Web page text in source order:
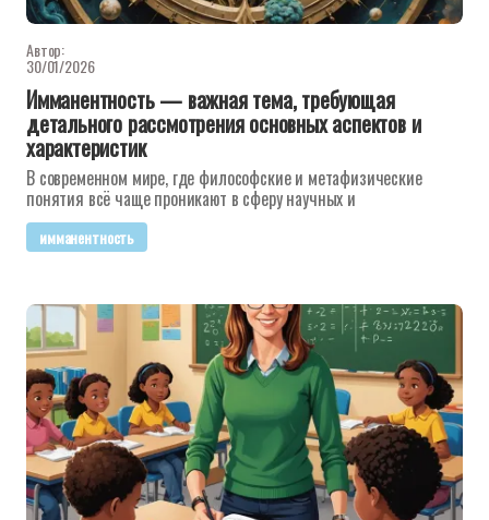
Автор:
30/01/2026
Имманентность — важная тема, требующая
детального рассмотрения основных аспектов и
характеристик
В современном мире, где философские и метафизические
понятия всё чаще проникают в сферу научных и
имманентность